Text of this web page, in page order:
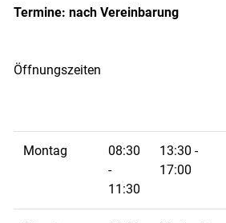
Termine: nach Vereinbarung
Öffnungszeiten
Montag
08:30
-
11:30
13:30 -
17:00